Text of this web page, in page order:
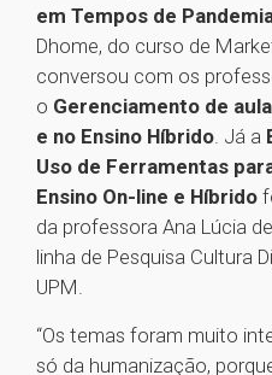
em Tempos de
Dhome, do curso de
conversou com os
o Gerenciamento de
e no Ensino Híbrido. Já a
Uso de Ferramentas
Ensino On-line e Híbrido
da professora Ana Lúcia
linha de Pesquisa Cultura
UPM.
“Os temas foram muito
só da humanização,